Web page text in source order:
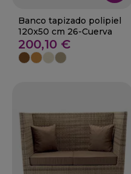
Banco tapizado polipiel
120x50 cm 26-Cuerva
200,10 €